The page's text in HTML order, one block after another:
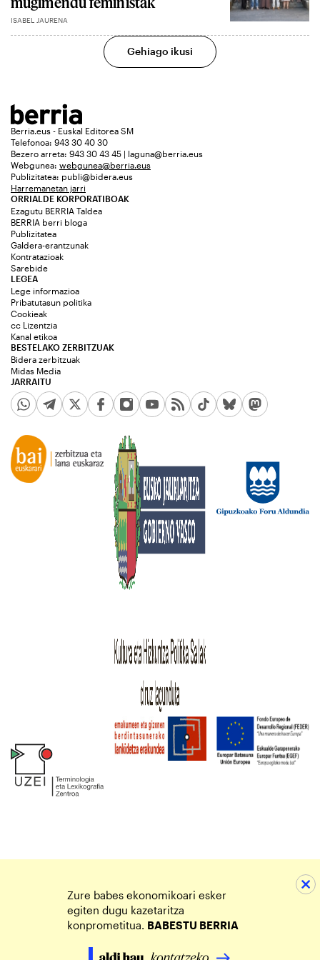
ISABEL JAURENA
Gehiago ikusi
Berria.eus - Euskal Editorea SM
Telefonoa: 943 30 40 30
Bezero arreta: 943 30 43 45 | laguna@berria.eus
Webgunea: webgunea@berria.eus
Publizitatea: publi@bidera.eus
Harremanetan jarri
ORRIALDE KORPORATIBOAK
Ezagutu BERRIA Taldea
BERRIA berri bloga
Publizitatea
Galdera-erantzunak
Kontratazioak
Sarebide
JARRAITU
LEGEA
Lege informazioa
Pribatutasun politika
Cookieak
cc Lizentzia
Kanal etikoa
BESTELAKO ZERBITZUAK
Bidera zerbitzuak
Midas Media
Zure babes ekonomikoari esker
egiten dugu kazetaritza
konprometitua. BABESTU BERRIA